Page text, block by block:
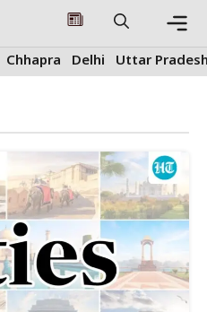
Chhapra Delhi Uttar